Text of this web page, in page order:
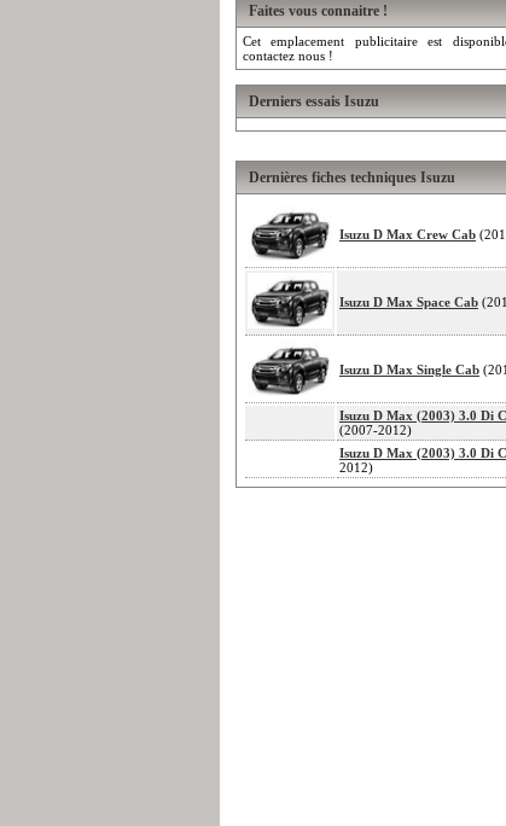
Faites vous connaitre !
Cet emplacement publicitaire est
contactez nous !
Derniers essais Isuzu
Dernières fiches techniques Isuzu
Isuzu D Max Crew Cab
Isuzu D Max Space Cab
Isuzu D Max Single Cab
Isuzu D Max (2003) 3.0 Di
(2007-2012)
Isuzu D Max (2003) 3.0 Di
2012)